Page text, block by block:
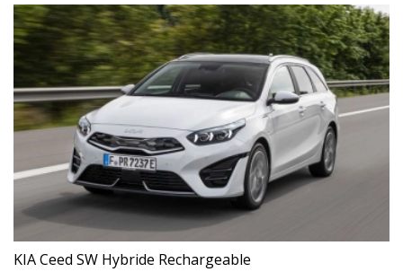
KIA Ceed SW Hybride Rechargeable